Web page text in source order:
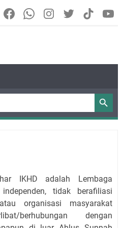
IKHD adalah Lembaga
tidak berafiliasi
organisasi masyarakat
berhubungan dengan